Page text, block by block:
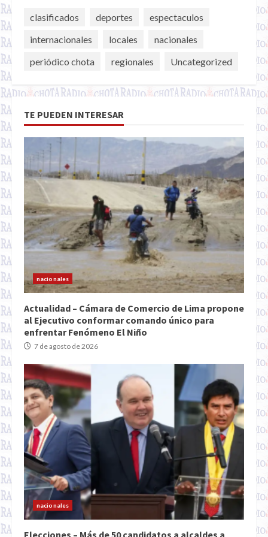
clasificados deportes
espectaculos
internacionales
locales
nacionales
periódico chota
regionales Uncategorized
TE PUEDEN INTERESAR
nacionales
Actualidad – Cámara de Comercio de Lima propone
al Ejecutivo conformar comando único para
enfrentar Fenómeno El Niño
7 de agosto de 2026
nacionales
Elecciones – Más de 50 candidatos a alcaldes a